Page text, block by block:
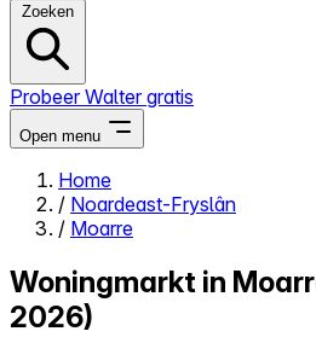
Zoeken
Probeer Walter gratis
Open menu
Close menu
Home
/ Noardeast-Fryslân
/ Moarre
Woningmarkt in
2026)